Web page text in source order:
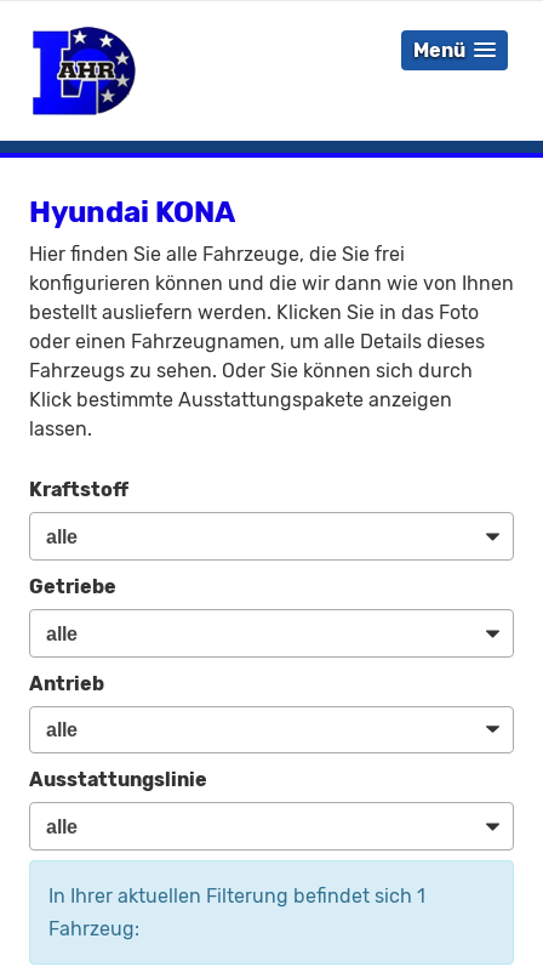
Menü
Hyundai KONA
Hier finden Sie alle Fahrzeuge, die Sie frei
konfigurieren können und die wir dann wie von Ihnen
bestellt ausliefern werden. Klicken Sie in das Foto
oder einen Fahrzeugnamen, um alle Details dieses
Fahrzeugs zu sehen. Oder Sie können sich durch
Klick bestimmte Ausstattungspakete anzeigen
lassen.
Kraftstoff
Getriebe
Antrieb
Ausstattungslinie
In Ihrer aktuellen Filterung befindet sich 1
Fahrzeug: